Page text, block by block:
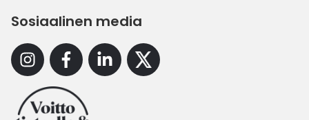
Sosiaalinen media
InstagramFacebookLinkedinX